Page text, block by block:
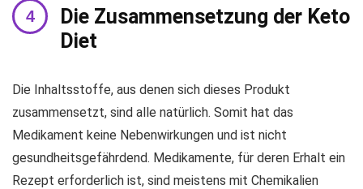
Die Zusammensetzung der Keto
Diet
Die Inhaltsstoffe, aus denen sich dieses Produkt
zusammensetzt, sind alle natürlich. Somit hat das
Medikament keine Nebenwirkungen und ist nicht
gesundheitsgefährdend. Medikamente, für deren Erhalt ein
Rezept erforderlich ist, sind meistens mit Chemikalien